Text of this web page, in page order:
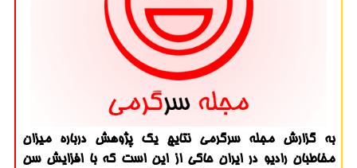
به گزارش مجله سرگرمی نتایج یک پژوهش درباره میزان
مخاطبان رادیو در ایران حاکی از این است که با افزایش سن